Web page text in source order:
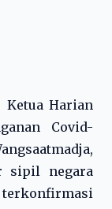
Harian
Covid-
sipil negara
terkonfirmasi